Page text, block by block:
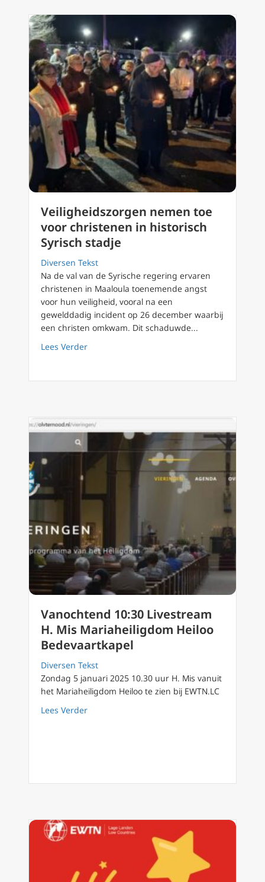
Veiligheidszorgen nemen toe
voor christenen in historisch
Syrisch stadje
Diversen Tekst
Na de val van de Syrische regering ervaren
christenen in Maaloula toenemende angst
voor hun veiligheid, vooral na een
gewelddadig incident op 26 december waarbij
een christen omkwam. Dit schaduwde...
Lees Verderabout Veiligheidszorgen nemen toe voor
Vanochtend 10:30 Livestream
H. Mis Mariaheiligdom Heiloo
Bedevaartkapel
Diversen Tekst
Zondag 5 januari 2025 10.30 uur H. Mis vanuit
het Mariaheiligdom Heiloo te zien bij EWTN.LC
Lees Verderabout Vanochtend 10:30 Livestream H. Mis